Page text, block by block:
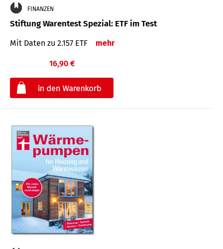
FINANZEN
Stiftung Warentest Spezial: ETF im Test
Mit Daten zu 2.157 ETF mehr
16,90 €